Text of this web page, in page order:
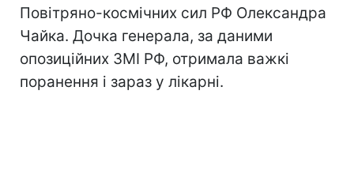
Повітряно-космічних сил РФ Олександра
Чайка. Дочка генерала, за даними
опозиційних ЗМІ РФ, отримала важкі
поранення і зараз у лікарні.